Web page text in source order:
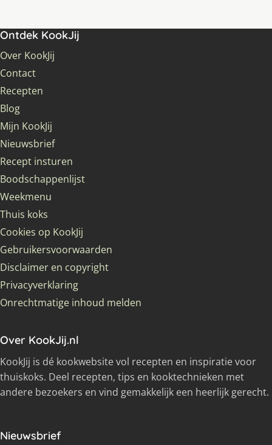
Ontdek KookJij
Over KookJij
Contact
Recepten
Blog
Mijn KookJij
Nieuwsbrief
Recept insturen
Boodschappenlijst
Weekmenu
Thuis koks
Cookies op KookJij
Gebruikersvoorwaarden
Disclaimer en copyright
Privacyverklaring
Onrechtmatige inhoud melden
Over KookJij.nl
KookJij is dé kookwebsite vol recepten en inspiratie voor
thuiskoks. Deel recepten, tips en kooktechnieken met
andere bezoekers en vind gemakkelijk een heerlijk gerecht.
Nieuwsbrief